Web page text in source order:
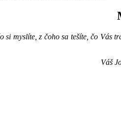
myslíte, z čoho sa tešíte, čo
Váš